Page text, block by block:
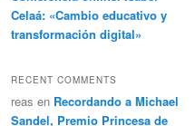
Celaá: «Cambio educativo y
transformación digital»
RECENT COMMENTS
reas en Recordando a Michael
Sandel, Premio Princesa de